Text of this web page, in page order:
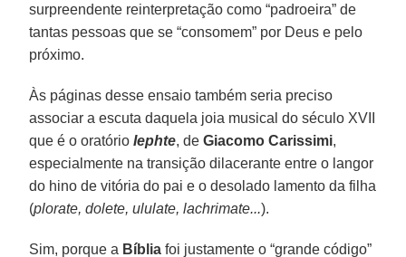
surpreendente reinterpretação como “padroeira” de
tantas pessoas que se “consomem” por Deus e pelo
próximo.
Às páginas desse ensaio também seria preciso
associar a escuta daquela joia musical do século XVII
que é o oratórioIephte, deGiacomo Carissimi,
especialmente na transição dilacerante entre o langor
do hino de vitória do pai e o desolado lamento da filha
(plorate, dolete, ululate, lachrimate...).
Sim, porque a Bíblia foi justamente o “grande código”